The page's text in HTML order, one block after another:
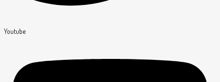
Youtube